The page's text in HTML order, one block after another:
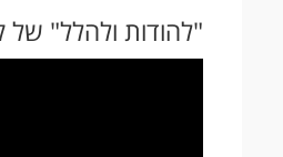
"להודות ולהלל" של